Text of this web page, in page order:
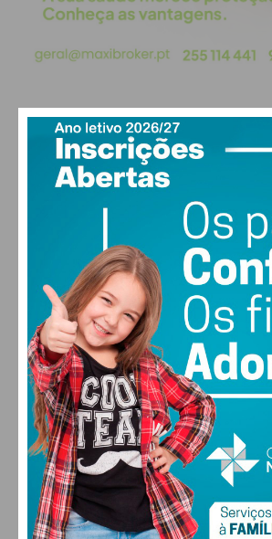
Para a organização, o balanço da
podia ser mais positivo,
dos laços entre os utentes e as
profissionais, famílias e crianças
animação e convívio”, concluiu a
Alexandra Ferreira.
VIEW AS LIST
PAÇOS DE FERREIRA
26°
30°
SEX
28
SÁB
28°
DOM